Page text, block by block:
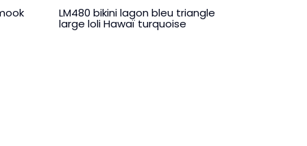
LM480 bikini lagon bleu triangle
large loli Hawaï turquoise